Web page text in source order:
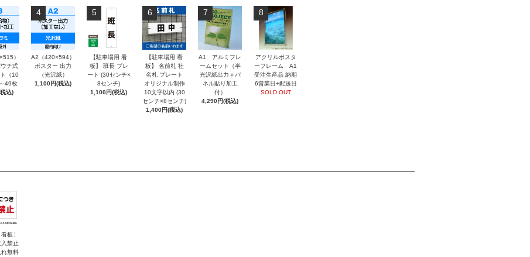
）
チ式
（10
49枚
込)
4
A2（420×594）
ポスター 出力
（光沢紙）
1,100円(税込)
5
【駐車場用 看
板】 班長 プレ
ート (30センチ×
8センチ)
1,100円(税込)
6
【駐車場用 看
板】 名前札 社
名札 プレート
オリジナル制作
10文字以内 (30
センチ×8センチ)
1,400円(税込)
7
A1 アルミフレ
ームセット（半
光沢紙出力＋パ
ネル貼り加工
付）
4,290円(税込)
8
アクリルポスタ
ーフレーム A1
受注生産品 納期
6営業日+配送日
SOLD OUT
板〕
禁止
無料